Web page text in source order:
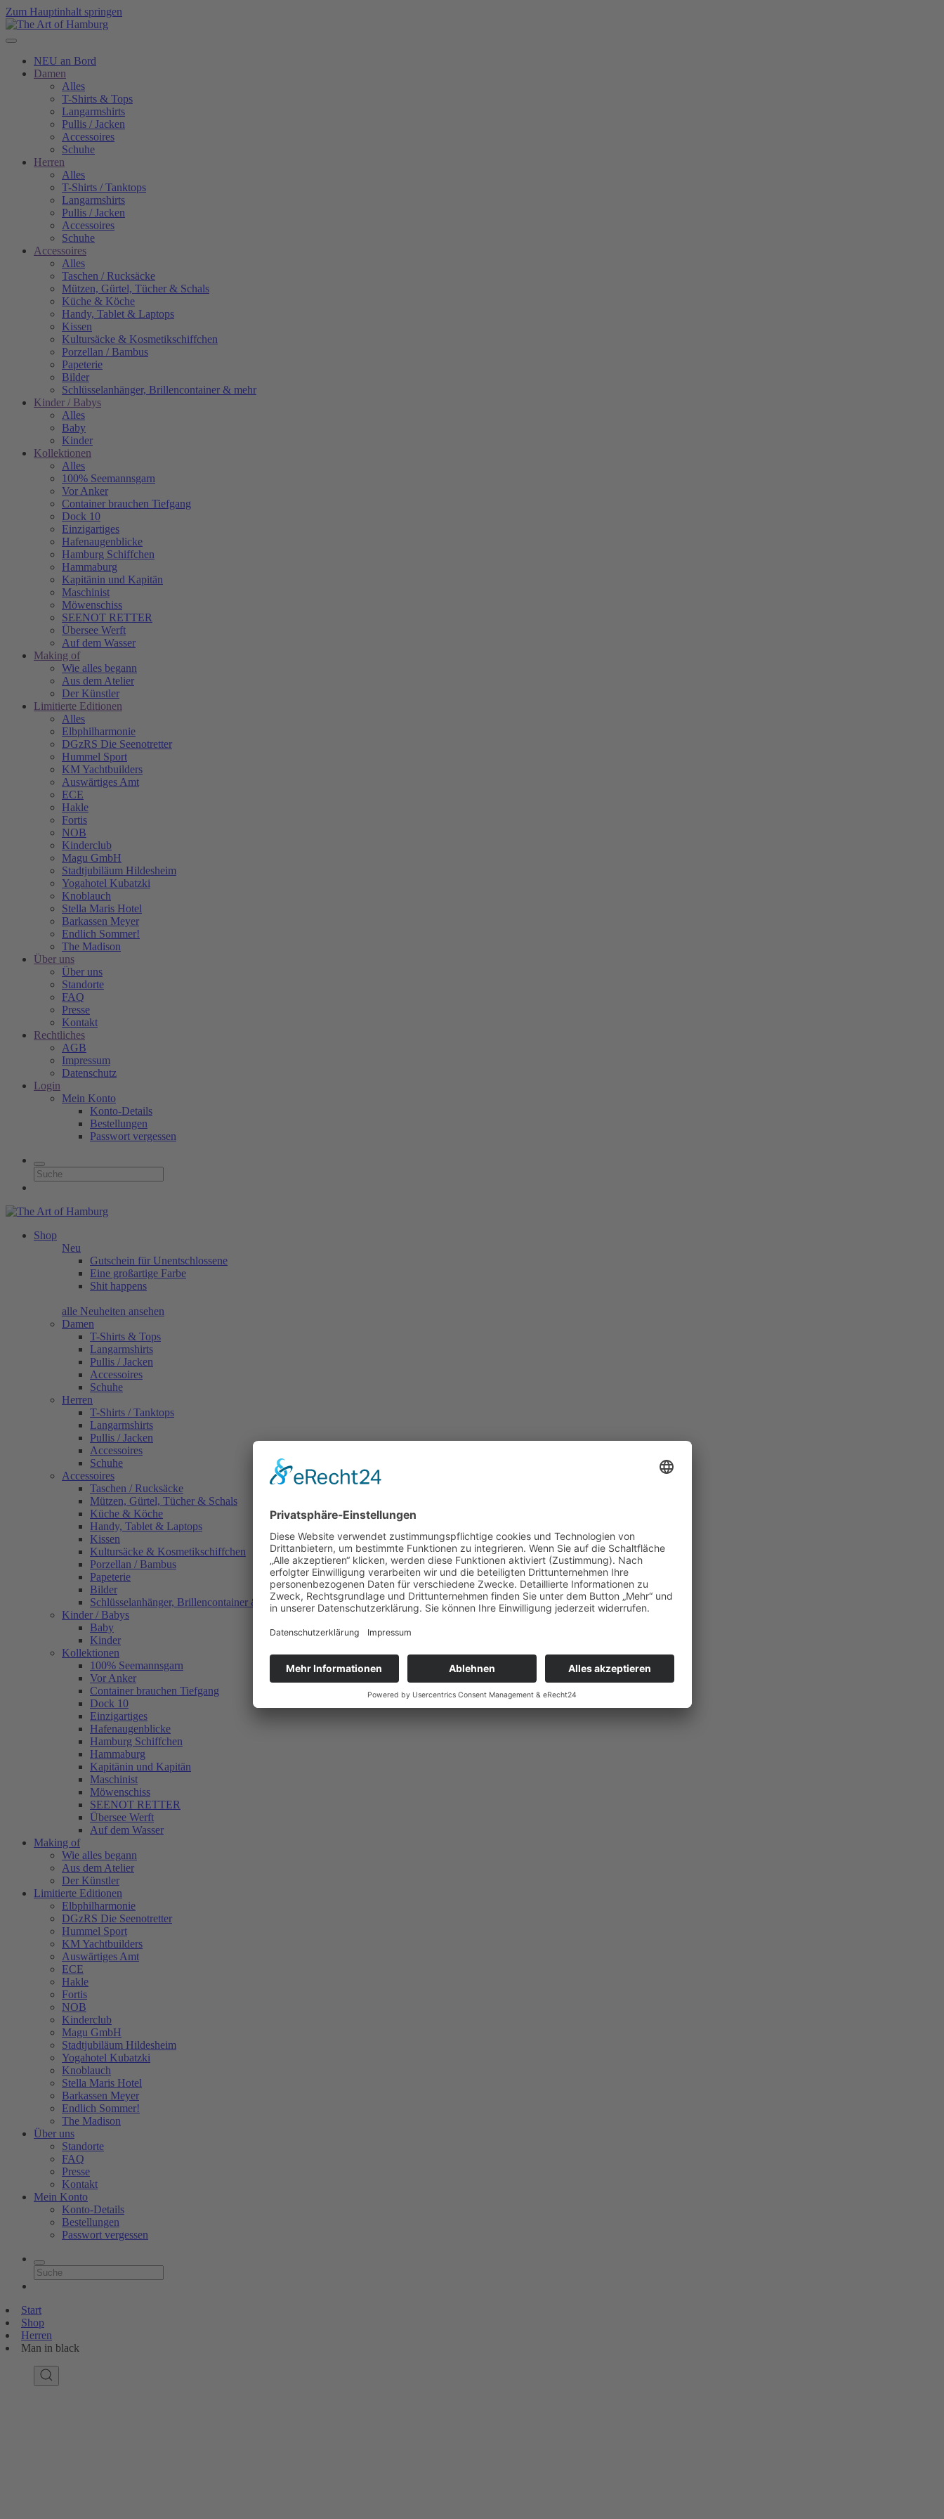
Zum Hauptinhalt springen
NEU an Bord
Damen
Alles
T-Shirts & Tops
Langarmshirts
Pullis / Jacken
Accessoires
Schuhe
Herren
Alles
T-Shirts / Tanktops
Langarmshirts
Pullis / Jacken
Accessoires
Schuhe
Accessoires
Alles
Taschen / Rucksäcke
Mützen, Gürtel, Tücher & Schals
Küche & Köche
Handy, Tablet & Laptops
Kissen
Kultursäcke & Kosmetikschiffchen
Porzellan / Bambus
Papeterie
Bilder
Schlüsselanhänger, Brillencontainer & mehr
Kinder / Babys
Alles
Baby
Kinder
Kollektionen
Alles
100% Seemannsgarn
Vor Anker
Container brauchen Tiefgang
Dock 10
Einzigartiges
Hafenaugen­blicke
Hamburg Schiffchen
Hammaburg
Kapitänin und Kapitän
Maschinist
Möwenschiss
SEENOT RETTER
Übersee Werft
Auf dem Wasser
Making of
Wie alles begann
Aus dem Atelier
Der Künstler
Limitierte Editionen
Alles
Elbphilharmonie
DGzRS Die Seenotretter
Hummel Sport
KM Yachtbuilders
Auswärtiges Amt
ECE
Hakle
Fortis
NOB
Kinderclub
Magu GmbH
Stadtjubiläum Hildesheim
Yogahotel Kubatzki
Knoblauch
Stella Maris Hotel
Barkassen Meyer
Endlich Sommer!
The Madison
Über uns
Über uns
Standorte
FAQ
Presse
Kontakt
Rechtliches
AGB
Impressum
Datenschutz
Login
Mein Konto
Konto-Details
Bestellungen
Passwort vergessen
Shop
Neu
Gutschein für Unentschlossene
Eine großartige Farbe
Shit happens
alle Neuheiten ansehen
Damen
T-Shirts & Tops
Langarmshirts
Pullis / Jacken
Accessoires
Schuhe
Herren
T-Shirts / Tanktops
Langarmshirts
Pullis / Jacken
Accessoires
Schuhe
Accessoires
Taschen / Rucksäcke
Mützen, Gürtel, Tücher & Schals
Küche & Köche
Handy, Tablet & Laptops
Kissen
Kultursäcke & Kosmetikschiffchen
Porzellan / Bambus
Papeterie
Bilder
Schlüsselanhänger, Brillencontainer & mehr
Kinder / Babys
Baby
Kinder
Kollektionen
100% Seemannsgarn
Vor Anker
Container brauchen Tiefgang
Dock 10
Einzigartiges
Hafenaugen­blicke
Hamburg Schiffchen
Hammaburg
Kapitänin und Kapitän
Maschinist
Möwenschiss
SEENOT RETTER
Übersee Werft
Auf dem Wasser
Making of
Wie alles begann
Aus dem Atelier
Der Künstler
Limitierte Editionen
Elbphilharmonie
DGzRS Die Seenotretter
Hummel Sport
KM Yachtbuilders
Auswärtiges Amt
ECE
Hakle
Fortis
NOB
Kinderclub
Magu GmbH
Stadtjubiläum Hildesheim
Yogahotel Kubatzki
Knoblauch
Stella Maris Hotel
Barkassen Meyer
Endlich Sommer!
The Madison
Über uns
Standorte
FAQ
Presse
Kontakt
Mein Konto
Konto-Details
Bestellungen
Passwort vergessen
Start
Shop
Herren
Man in black